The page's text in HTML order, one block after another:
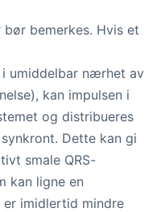
bemerkes. Hvis et
umiddelbar nærhet av
kan impulsen i
og distribueres
Dette kan gi
smale QRS-
kan ligne en
imidlertid mindre